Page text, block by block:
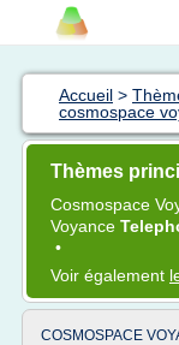
Accueil >
cosmospace
Thèmes
Cosmospace
Voyance
•
Voir également
COSMOSPACE